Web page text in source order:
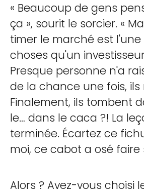
« Beaucoup de gens
ça », sourit le sorcier. «
timer le marché est l'une
choses qu'un
Presque personne n'a
de la chance une fois, ils
Finalement, ils tombent
le… dans le caca ?! La
terminée. Écartez ce
moi, ce cabot a osé faire
Alors ? Avez-vous choisi